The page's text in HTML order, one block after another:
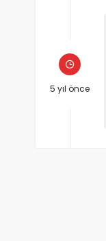
5 yıl önce